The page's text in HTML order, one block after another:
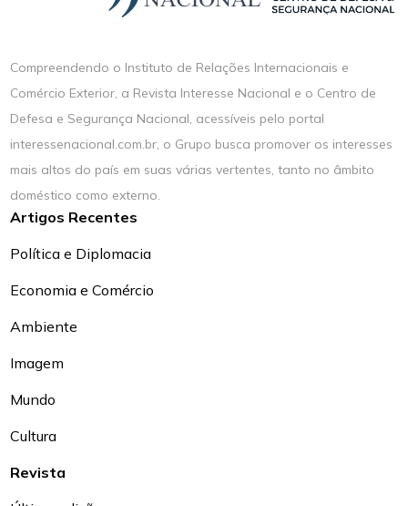
Compreendendo o Instituto de Relações Internacionais e
Comércio Exterior, a Revista Interesse Nacional e o Centro de
Defesa e Segurança Nacional, acessíveis pelo portal
interessenacional.com.br, o Grupo busca promover os interesses
mais altos do país em suas várias vertentes, tanto no âmbito
doméstico como externo.
Artigos Recentes
Política e Diplomacia
Economia e Comércio
Ambiente
Imagem
Mundo
Cultura
Revista